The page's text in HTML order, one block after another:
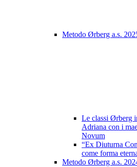
Metodo Ørberg a.s.
Le classi Ørberg
Adriana con i
Novum
“Ex Diuturna
come forma
Metodo Ørberg a.s.